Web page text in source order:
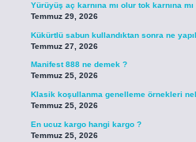
Yürüyüş aç karnına mı olur tok karnına mı
Temmuz 29, 2026
Kükürtlü sabun kullandıktan sonra ne
Temmuz 27, 2026
Manifest 888 ne demek ?
Temmuz 25, 2026
Klasik koşullanma genelleme örnekleri
Temmuz 25, 2026
En ucuz kargo hangi kargo ?
Temmuz 25, 2026